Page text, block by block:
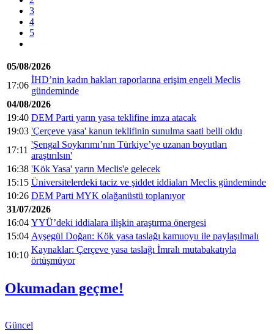
3
4
5
05/08/2026
17:06
İHD’nin kadın hakları raporlarına erişim engeli Meclis
gündeminde
04/08/2026
19:40 DEM Parti yarın yasa teklifine imza atacak
19:03 'Çerçeve yasa' kanun teklifinin sunulma saati belli oldu
17:11
'Şengal Soykırımı’nın Türkiye’ye uzanan boyutları
araştırılsın'
16:38 'Kök Yasa' yarın Meclis'e gelecek
15:15 Üniversitelerdeki taciz ve şiddet iddiaları Meclis gündeminde
10:26 DEM Parti MYK olağanüstü toplanıyor
31/07/2026
16:04 YYÜ’deki iddialara ilişkin araştırma önergesi
15:04 Ayşegül Doğan: Kök yasa taslağı kamuoyu ile paylaşılmalı
10:10
Kaynaklar: Çerçeve yasa taslağı İmralı mutabakatıyla
örtüşmüyor
Okumadan geçme!
Güncel